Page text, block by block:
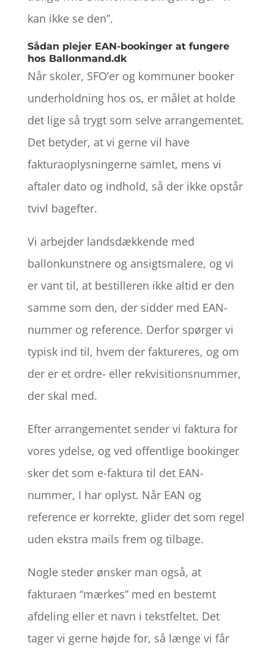
kan ikke se den”.
Sådan plejer EAN-bookinger at fungere
hos Ballonmand.dk
Når skoler, SFO’er og kommuner booker
underholdning hos os, er målet at holde
det lige så trygt som selve arrangementet.
Det betyder, at vi gerne vil have
fakturaoplysningerne samlet, mens vi
aftaler dato og indhold, så der ikke opstår
tvivl bagefter.
Vi arbejder landsdækkende med
ballonkunstnere og ansigtsmalere, og vi
er vant til, at bestilleren ikke altid er den
samme som den, der sidder med EAN-
nummer og reference. Derfor spørger vi
typisk ind til, hvem der faktureres, og om
der er et ordre- eller rekvisitionsnummer,
der skal med.
Efter arrangementet sender vi faktura for
vores ydelse, og ved offentlige bookinger
sker det som e-faktura til det EAN-
nummer, I har oplyst. Når EAN og
reference er korrekte, glider det som regel
uden ekstra mails frem og tilbage.
Nogle steder ønsker man også, at
fakturaen “mærkes” med en bestemt
afdeling eller et navn i tekstfeltet. Det
tager vi gerne højde for, så længe vi får